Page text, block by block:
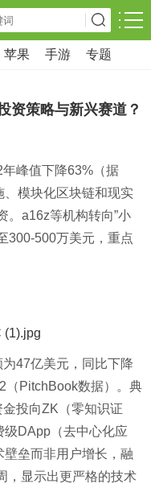
苹果 手游 专题
资策略与新兴赛道？
峰值下降63%（据
模块化区块链和现实
。a16z等机构转向”小
300-500万美元，重点
47亿美元，同比下降
（PitchBook数据）。典
投向ZK（零知识证
级DApp（去中心化应
垒而非用户增长，融
，显示出更严格的技术